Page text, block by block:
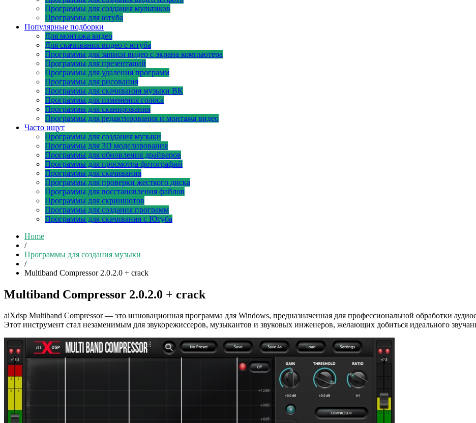
Программы для создания мультиков
Программы для ютуба
Популярные подборки
Для монтажа видео
Для скачивания видео с ютуба
Программы для записи видео с экрана компьютера
Программы для презентаций
Программы для удаления программ
Программы для рисования
Программы для скачивания музыки ВК
Программы для изменения голоса
Программы для сканирования
Программы для редактирования и монтажа видео
Часто ищут
Программы для создания музыки
Программы для 3D моделирования
Программы для обновления драйверов
Программы для просмотра фотографий
Программы для скачивания
Программы для проверки жесткого диска
Программы для восстановления файлов
Программы для скриншотов
Программы для создания программ
Программы для скачивания с Ютуба
Home
/
Программы для создания музыки
/
Multiband Compressor 2.0.2.0 + crack
Multiband Compressor 2.0.2.0 + crack
aiXdsp Multiband Compressor — это инновационная программа для Windows, предназначенная для профессиональной обработки
Этот инструмент стал незаменимым для звукорежиссеров, музыкантов и звуковых инженеров, желающих добиться идеального